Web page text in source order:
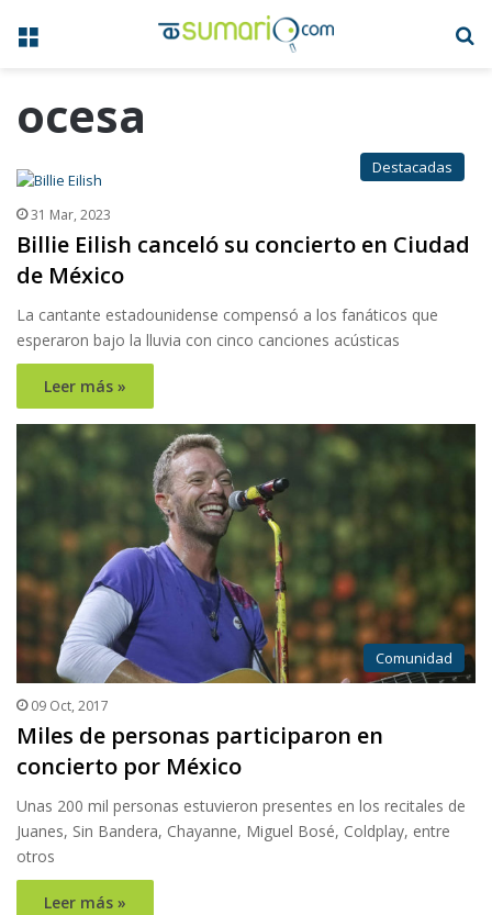
Menú
ocesa
Destacadas
31 Mar, 2023
Billie Eilish canceló su concierto en Ciudad
de México
La cantante estadounidense compensó a los fanáticos que
esperaron bajo la lluvia con cinco canciones acústicas
Leer más »
Comunidad
09 Oct, 2017
Miles de personas participaron en
concierto por México
Unas 200 mil personas estuvieron presentes en los recitales de
Juanes, Sin Bandera, Chayanne, Miguel Bosé, Coldplay, entre
otros
Leer más »